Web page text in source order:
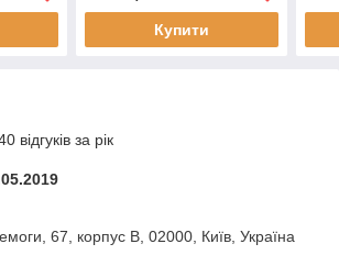
Купити
відгуків за рік
67, корпус В, 02000, Київ, Україна